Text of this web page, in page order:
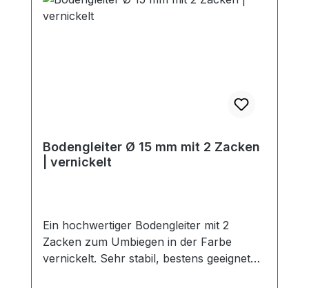
Bodengleiter Ø 15 mm mit 2 Zacken
| vernickelt
Ein hochwertiger Bodengleiter mit 2
Zacken zum Umbiegen in der Farbe
vernickelt. Sehr stabil, bestens geeignet